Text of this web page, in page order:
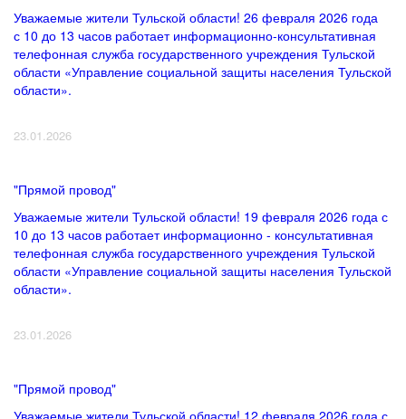
Уважаемые жители Тульской области! 26 февраля 2026 года
с 10 до 13 часов работает информационно-консультативная
телефонная служба государственного учреждения Тульской
области «Управление социальной защиты населения Тульской
области».
23.01.2026
"Прямой провод"
Уважаемые жители Тульской области! 19 февраля 2026 года с
10 до 13 часов работает информационно - консультативная
телефонная служба государственного учреждения Тульской
области «Управление социальной защиты населения Тульской
области».
23.01.2026
"Прямой провод"
Уважаемые жители Тульской области! 12 февраля 2026 года с